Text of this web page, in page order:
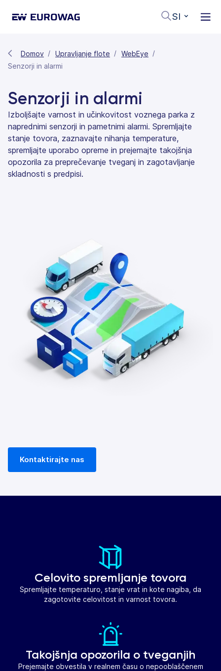
SI
Domov Upravljanje flote
WebEye
Senzorji in alarmi
Senzorji in alarmi
Izboljšajte varnost in učinkovitost voznega parka z
naprednimi senzorji in pametnimi alarmi. Spremljajte
stanje tovora, zaznavajte nihanja temperature,
spremljajte uporabo opreme in prejemajte takojšnja
opozorila za preprečevanje tveganj in zagotavljanje
skladnosti s predpisi.
Kontaktirajte nas
Celovito spremljanje tovora
Spremljajte temperaturo, stanje vrat in kote nagiba, da
zagotovite celovitost in varnost tovora.
Takojšnja opozorila o tveganjih
Prejemajte obvestila v realnem času o nepooblaščenem